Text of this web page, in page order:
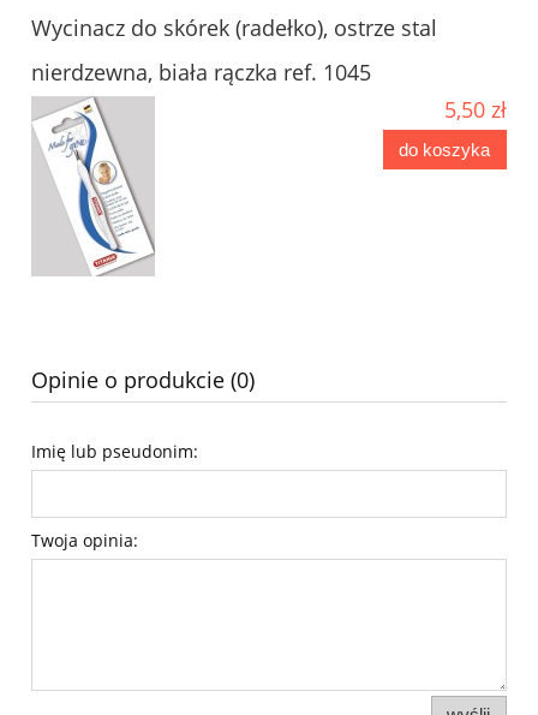
Wycinacz do skórek (radełko), ostrze stal
nierdzewna, biała rączka ref. 1045
5,50 zł
do koszyka
Opinie o produkcie (0)
Imię lub pseudonim:
Twoja opinia: